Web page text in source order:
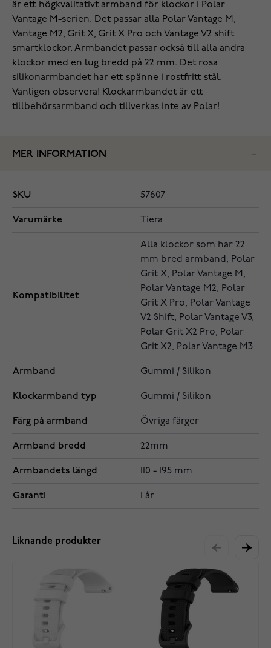
är ett högkvalitativt armband för klockor i Polar
Vantage M-serien. Det passar alla Polar Vantage M,
Vantage M2, Grit X, Grit X Pro och Vantage V2 shift
smartklockor. Armbandet passar också till alla andra
klockor med en lug bredd på 22 mm. Det rosa
silikonarmbandet har ett spänne i rostfritt stål.
Vänligen observera! Klockarmbandet är ett
tillbehörsarmband och tillverkas inte av Polar!
MER INFORMATION
SKU 57607
Varumärke Tiera
Kompatibilitet
Alla klockor som har 22
mm bred armband, Polar
Grit X, Polar Vantage M,
Polar Vantage M2, Polar
Grit X Pro, Polar Vantage
V2 Shift, Polar Vantage V3,
Polar Grit X2 Pro, Polar
Grit X2, Polar Vantage M3
Armband Gummi / Silikon
Klockarmband typ Gummi / Silikon
Färg på armband Övriga färger
Armband bredd 22mm
Armbandets längd 110 - 195 mm
Garanti 1 år
Liknande produkter